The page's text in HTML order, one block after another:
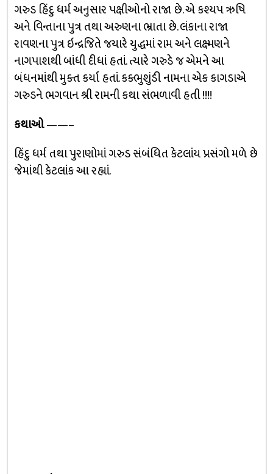
ગરુડ હિંદુ ધર્મ અનુસાર પક્ષીઓનો રાજા છે. એ કશ્યપ ઋષિ
અને વિન્તાના પુત્ર તથા અરુણના ભ્રાતા છે. લંકાના રાજા
રાવણના પુત્ર ઇન્દ્રજિતે જયારે યુદ્ધમાં રામ અને લક્ષ્મણને
નાગપાશથી બાંધી દીધાં હતાં. ત્યારે ગરુડે જ એમને આ
બંધનમાંથી મુક્ત કર્યા હતાં. કક્ભુશુંડી નામના એક કાગડાએ
ગરુડને ભગવાન શ્રી રામની કથા સંભળાવી હતી !!!!
કથાઓ——–
હિંદુ ધર્મ તથા પુરાણોમાં ગરુડ સંબંધિત કેટલાંય પ્રસંગો મળે છે
જેમાંથી કેટલાંક આ રહ્યાં.